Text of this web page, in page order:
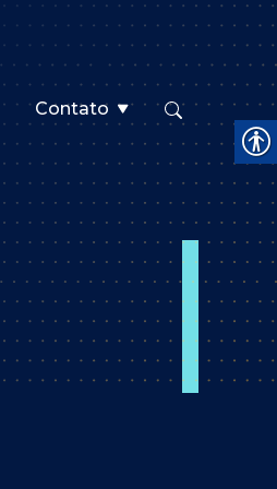
Contato